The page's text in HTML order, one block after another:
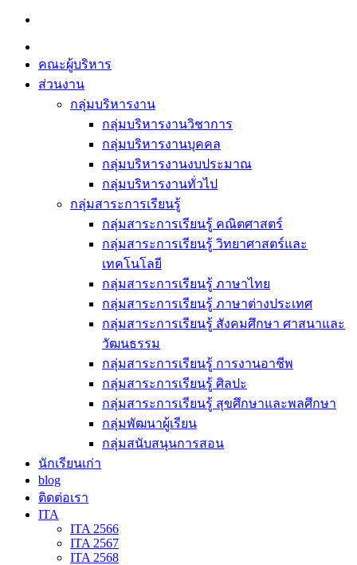
Skip
content
คณะผู้บริหาร
ส่วนงาน
กลุ่มบริหารงาน
กลุ่มบริหารงานวิชาการ
กลุ่มบริหารงานบุคคล
กลุ่มบริหารงานงบประมาณ
กลุ่มบริหารงานทั่วไป
กลุ่มสาระการเรียนรู้
กลุ่มสาระการเรียนรู้ คณิตศาสตร์
กลุ่มสาระการเรียนรู้ วิทยาศาสตร์และ
เทคโนโลยี
กลุ่มสาระการเรียนรู้ ภาษาไทย
กลุ่มสาระการเรียนรู้ ภาษาต่างประเทศ
กลุ่มสาระการเรียนรู้ สังคมศึกษา ศาสนาและ
วัฒนธรรม
กลุ่มสาระการเรียนรู้ การงานอาชีพ
กลุ่มสาระการเรียนรู้ ศิลปะ
กลุ่มสาระการเรียนรู้ สุขศึกษาและพลศึกษา
กลุ่มพัฒนาผู้เรียน
กลุ่มสนับสนุนการสอน
นักเรียนเก่า
blog
ติดต่อเรา
ITA
ITA 2566
ITA 2567
ITA 2568